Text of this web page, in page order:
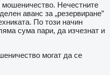
мошеничество. Нечестните
аванс за „резервиране”
По този начин
сума пари, да изчезнат и
могат да се